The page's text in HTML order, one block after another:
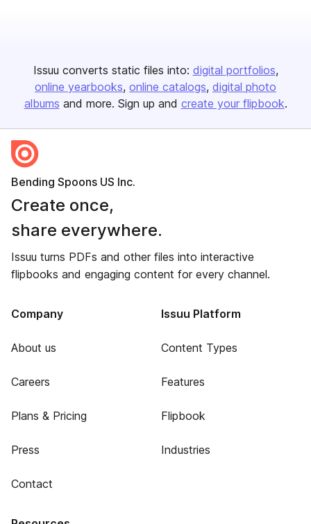
Issuu converts static files into: digital portfolios
online yearbooks online catalogs digital photo
albums and more. Sign up and create your flipbook.
Bending Spoons US Inc.
Create once,
share everywhere.
Issuu turns PDFs and other files into interactive
flipbooks and engaging content for every channel.
Company
About us
Careers
Plans & Pricing
Press
Contact
Issuu Platform
Content Types
Features
Flipbook
Industries